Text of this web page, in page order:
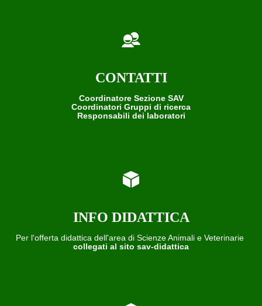
CONTATTI
Coordinatore Sezione SAV
Coordinatori Gruppi di ricerca
Responsabili dei laboratori
INFO DIDATTICA
Per l'offerta didattica dell'area di Scienze Animali e Veterinarie
collegati al sito sav-didattica